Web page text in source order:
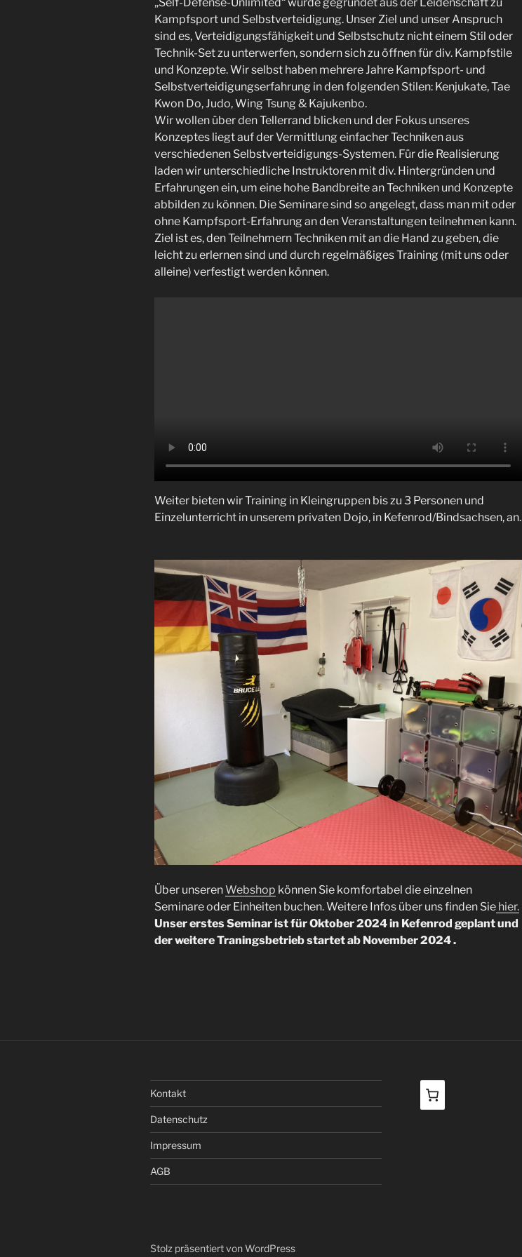
Kampfsport und Selbstverteidigung. Unser Ziel und unser Anspruch
sind es, Verteidigungsfähigkeit und Selbstschutz nicht einem Stil oder
Technik-Set zu unterwerfen, sondern sich zu öffnen für div. Kampfstile
und Konzepte. Wir selbst haben mehrere Jahre Kampfsport- und
Selbstverteidigungserfahrung in den folgenden Stilen: Kenjukate, Tae
Kwon Do, Judo, Wing Tsung & Kajukenbo.
Wir wollen über den Tellerrand blicken und der Fokus unseres
Konzeptes liegt auf der Vermittlung einfacher Techniken aus
verschiedenen Selbstverteidigungs-Systemen. Für die Realisierung
laden wir unterschiedliche Instruktoren mit div. Hintergründen und
Erfahrungen ein, um eine hohe Bandbreite an Techniken und Konzepte
abbilden zu können. Die Seminare sind so angelegt, dass man mit oder
ohne Kampfsport-Erfahrung an den Veranstaltungen teilnehmen kann.
Ziel ist es, den Teilnehmern Techniken mit an die Hand zu geben, die
leicht zu erlernen sind und durch regelmäßiges Training (mit uns oder
alleine) verfestigt werden können.
Weiter bieten wir Training in Kleingruppen bis zu 3 Personen und
Einzelunterricht in unserem privaten Dojo, in Kefenrod/Bindsachsen, an.
Über unserenWebshop können Sie komfortabel die einzelnen
Seminare oder Einheiten buchen. Weitere Infos über uns finden Sie hier.
Unser erstes Seminar ist für Oktober 2024 in Kefenrod geplant und
der weitere Traningsbetrieb startet ab November 2024 .
Kontakt
Datenschutz
Impressum
AGB
Stolz präsentiert von WordPress